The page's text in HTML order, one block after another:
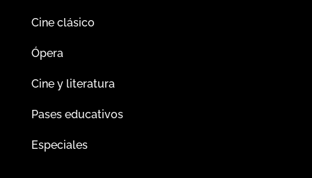
Cine clásico
Ópera
Cine y literatura
Pases educativos
Especiales